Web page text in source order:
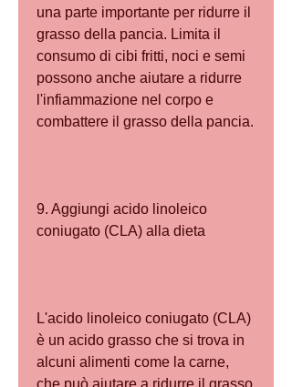
una parte importante per ridurre il
grasso della pancia. Limita il
consumo di cibi fritti, noci e semi
possono anche aiutare a ridurre
l'infiammazione nel corpo e
combattere il grasso della pancia.
9. Aggiungi acido linoleico
coniugato (CLA) alla dieta
L'acido linoleico coniugato (CLA)
è un acido grasso che si trova in
alcuni alimenti come la carne,